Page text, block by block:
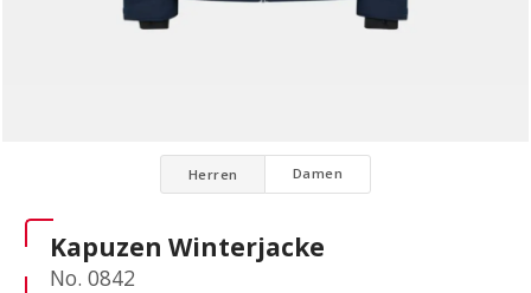
Herren Damen
Kapuzen Winterjacke
No. 0842